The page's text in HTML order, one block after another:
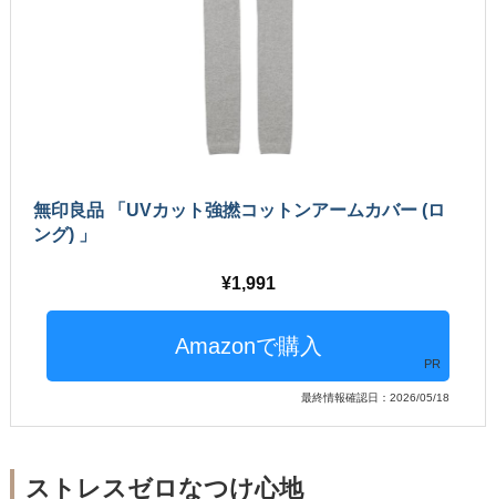
無印良品 「UVカット強撚コットンアームカバー (ロ
ング) 」
1,991
PR
最終情報確認日：2026/05/18
ストレスゼロなつけ心地